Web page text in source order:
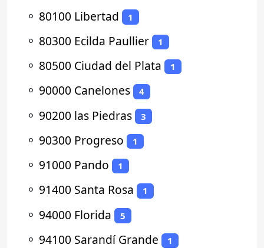
⚬ 80100 Libertad 1
⚬ 80300 Ecilda Paullier 1
⚬ 80500 Ciudad del Plata 1
⚬ 90000 Canelones 4
⚬ 90200 las Piedras 3
⚬ 90300 Progreso 1
⚬ 91000 Pando 1
⚬ 91400 Santa Rosa 1
⚬ 94000 Florida 5
⚬ 94100 Sarandí Grande 1